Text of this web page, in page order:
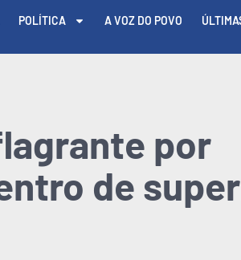
POLÍTICA A VOZ DO POVO
por
de